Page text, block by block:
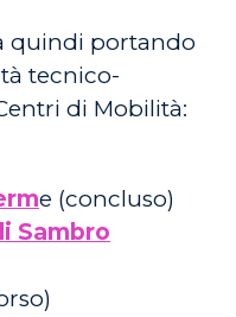
quindi portando
tecnico-
di Mobilità:
e (concluso)
Sambro